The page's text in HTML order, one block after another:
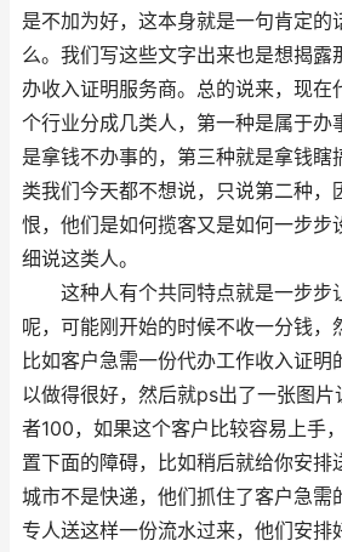
是不加为好，这本身就是一句肯定的
么。我们写这些文字出来也是想揭露
办收入证明服务商。总的说来，现在
个行业分成几类人，第一种是属于办
是拿钱不办事的，第三种就是拿钱瞎
类我们今天都不想说，只说第二种，
恨，他们是如何揽客又是如何一步步
细说这类人。
这种人有个共同特点就是一步步
呢，可能刚开始的时候不收一分钱，
比如客户急需一份代办工作收入证明
以做得很好，然后就ps出了一张图
者100，如果这个客户比较容易上手
置下面的障碍，比如稍后就给你安排
城市不是快递，他们抓住了客户急需
专人送这样一份流水过来，他们安排